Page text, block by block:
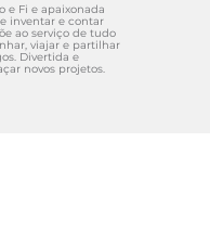
e Fi e apaixonada
inventar e contar
ao serviço de tudo
viajar e partilhar
Divertida e
novos projetos.